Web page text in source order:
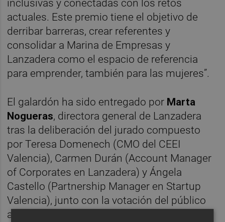
inclusivas y conectadas con los retos
actuales. Este premio tiene el objetivo de
derribar barreras, crear referentes y
consolidar a Marina de Empresas y
Lanzadera como el espacio de referencia
para emprender, también para las mujeres”.
El galardón ha sido entregado por Marta
Nogueras, directora general de Lanzadera
tras la deliberación del jurado compuesto
por Teresa Domenech (CMO del CEEI
Valencia), Carmen Durán (Account Manager
of Corporates en Lanzadera) y Ángela
Castello (Partnership Manager en Startup
Valencia), junto con la votación del público
asistente al evento, que también ha